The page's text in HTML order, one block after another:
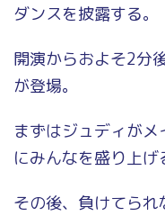
ダンスを披露する。
開演からおよそ2分
が登場。
まずはジュディが
にみんなを盛り上げ
その後、負けてられ